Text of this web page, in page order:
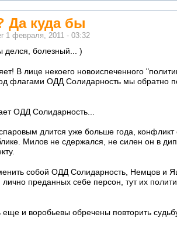
Да куда бы
1 февраля, 2011 - 03:32
делся, болезный... )
В лице некоего новоиспеченного
флагами ОДД Солидарность мы обратно
ОДД Солидарность...
длится уже больше года, конфликт
Милов не сдержался, не силен он в
собой ОДД Солидарность, Немцов и
преданных себе персон, тут их
еще и воробьевы обречены повторить